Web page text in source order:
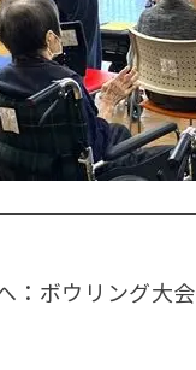
：ボウリング大会